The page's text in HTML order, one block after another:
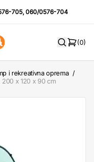
705,060/0576-704
(0)
i rekreativna oprema /
x 120 x 90 cm